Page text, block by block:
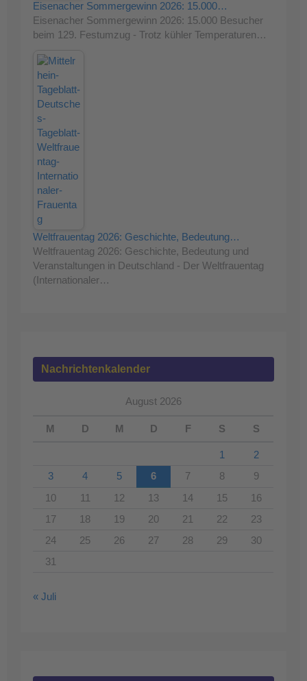
Eisenacher Sommergewinn 2026: 15.000…
Eisenacher Sommergewinn 2026: 15.000 Besucher
beim 129. Festumzug - Trotz kühler Temperaturen…
Weltfrauentag 2026: Geschichte, Bedeutung…
Weltfrauentag 2026: Geschichte, Bedeutung und
Veranstaltungen in Deutschland - Der Weltfrauentag
(Internationaler…
Nachrichtenkalender
August 2026
M D M D F S S
1
2
3
4 5 6 7 8
9
10
11 12 13 14 15
16
17
18 19 20 21 22
23
24
25 26 27 28 29
30
31
« Juli